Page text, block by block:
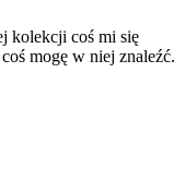
kolekcji coś mi się
mogę w niej znaleźć.